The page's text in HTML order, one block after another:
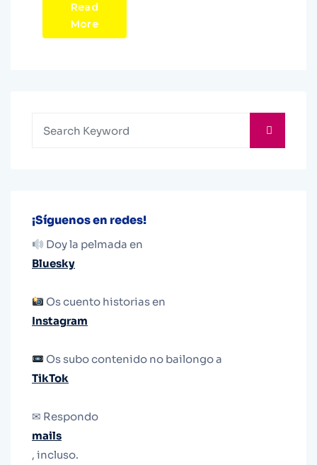
Read
More
¡Síguenos en redes!
Doy la pelmada en
Bluesky
Os cuento historias en
Instagram
Os subo contenido no bailongo a
TikTok
✉ Respondo
mails
, incluso.